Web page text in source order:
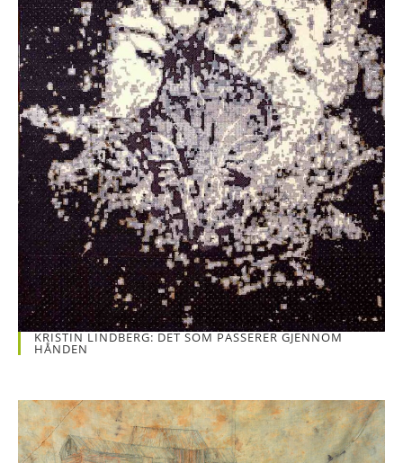
KRISTIN LINDBERG: DET SOM PASSERER GJENNOM
HÅNDEN